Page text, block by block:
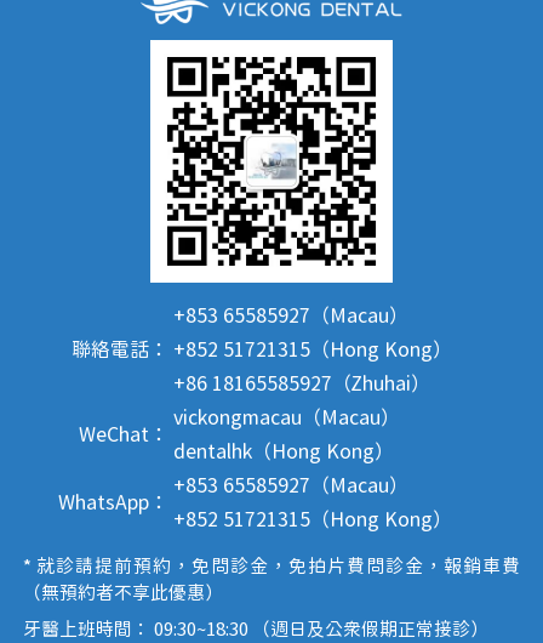
聯絡電話：
+853 65585927（Macau）
+852 51721315（Hong Kong）
+86 18165585927（Zhuhai）
WeChat：
vickongmacau（Macau）
dentalhk（Hong Kong）
WhatsApp：
+853 65585927（Macau）
+852 51721315（Hong Kong）
* 就診請提前預約，免問診金，免拍片費問診金，報銷車費
（無預約者不享此優惠）
牙醫上班時間： 09:30~18:30 （週日及公眾假期正常接診）